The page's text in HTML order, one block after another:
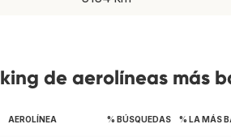
de aerolíneas más
AEROLÍNEA % BÚSQUEDAS % LA MÁS